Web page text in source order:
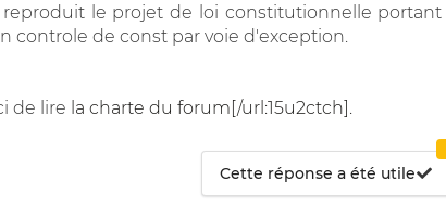
le projet de loi constitutionnelle portant
controle de const par voie d'exception.
de lire la charte du forum[/url:15u2ctch].
Cette réponse a été utile